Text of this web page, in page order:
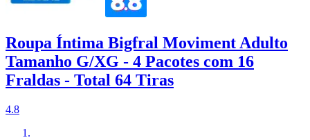
Roupa Íntima Bigfral Moviment Adulto
Tamanho G/XG - 4 Pacotes com 16
Fraldas - Total 64 Tiras
4.8